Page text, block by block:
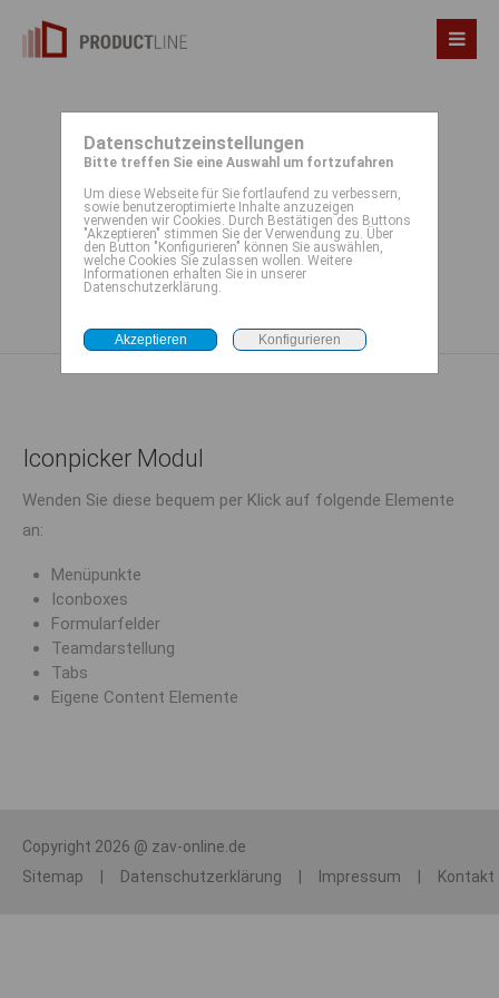
Iconpicker
HiDPI Font-Icons auf Knopfdruck
Iconpicker Modul
Wenden Sie diese bequem per Klick auf folgende Elemente
an:
Menüpunkte
Iconboxes
Formularfelder
Teamdarstellung
Tabs
Eigene Content Elemente
Copyright 2026 @ zav-online.de
Sitemap
Datenschutzerklärung Impressum Kontakt
Datenschutzeinstellungen
Bitte treffen Sie eine Auswahl um fortzufahren
Um diese Webseite für Sie fortlaufend zu verbessern,
sowie benutzeroptimierte Inhalte anzuzeigen
verwenden wir Cookies. Durch Bestätigen des Buttons
"Akzeptieren" stimmen Sie der Verwendung zu. Über
den Button "Konfigurieren" können Sie auswählen,
welche Cookies Sie zulassen wollen. Weitere
Informationen erhalten Sie in unserer
Datenschutzerklärung.